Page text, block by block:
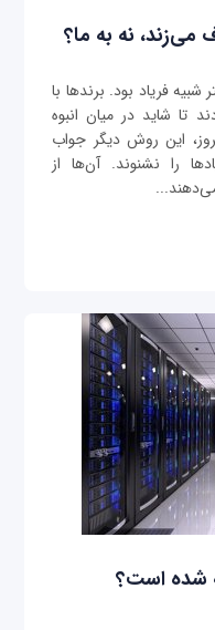
می‌زند، نه به ما؟
فریاد بود. برندها با
تا شاید در میان انبوه
این روش دیگر جواب
را نشنوند. آن‌ها از
شده است؟